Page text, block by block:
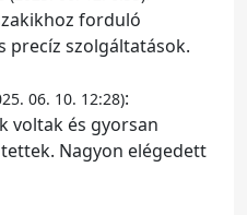
forduló
precíz szolgáltatások.
06. 10. 12:28):
voltak és gyorsan
Nagyon elégedett